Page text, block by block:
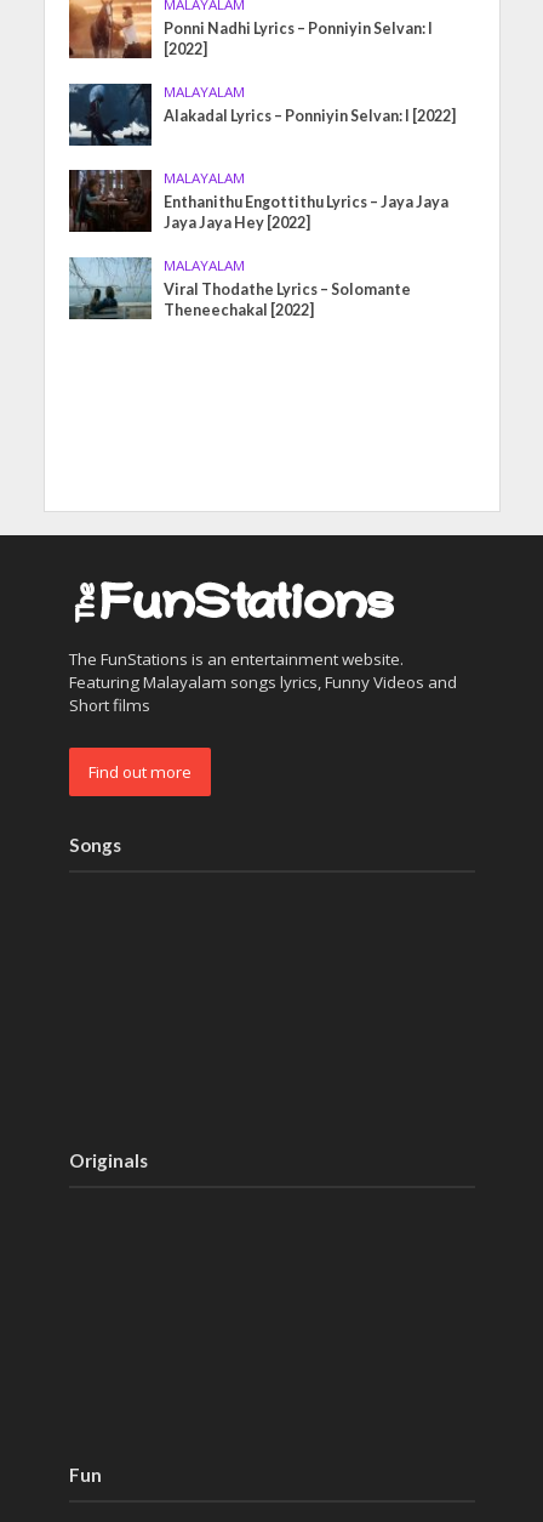
MALAYALAM
Ponni Nadhi Lyrics – Ponniyin Selvan: I
[2022]
MALAYALAM
Alakadal Lyrics – Ponniyin Selvan: I [2022]
MALAYALAM
Enthanithu Engottithu Lyrics – Jaya Jaya
Jaya Jaya Hey [2022]
MALAYALAM
Viral Thodathe Lyrics – Solomante
Theneechakal [2022]
The FunStations is an entertainment website.
Featuring Malayalam songs lyrics, Funny Videos and
Short films
Find out more
Songs
Originals
Fun